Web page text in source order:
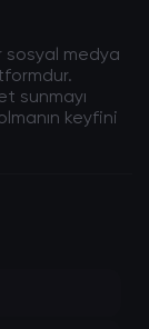
sosyal medya
sunmayı
keyfini